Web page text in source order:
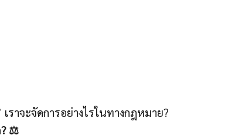
ราจะจัดการอย่างไรในทางกฎหมาย?
⚖️